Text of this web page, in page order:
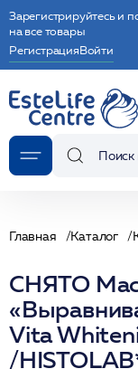
Зарегистрируйтесь и
на все товары
РегистрацияВойти
Главная Каталог
СНЯТО
Vita
/